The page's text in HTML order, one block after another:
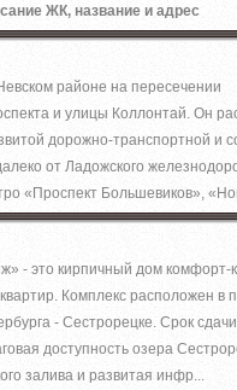
ЖК, название и адрес
районе на пересечении
и улицы Коллонтай. Он
дорожно-транспортной и
от Ладожского
«Проспект Большевиков»,
- это кирпичный дом комфорт-
Комплекс расположен в
- Сестрорецке. Срок
доступность озера
залива и развитая инфр...